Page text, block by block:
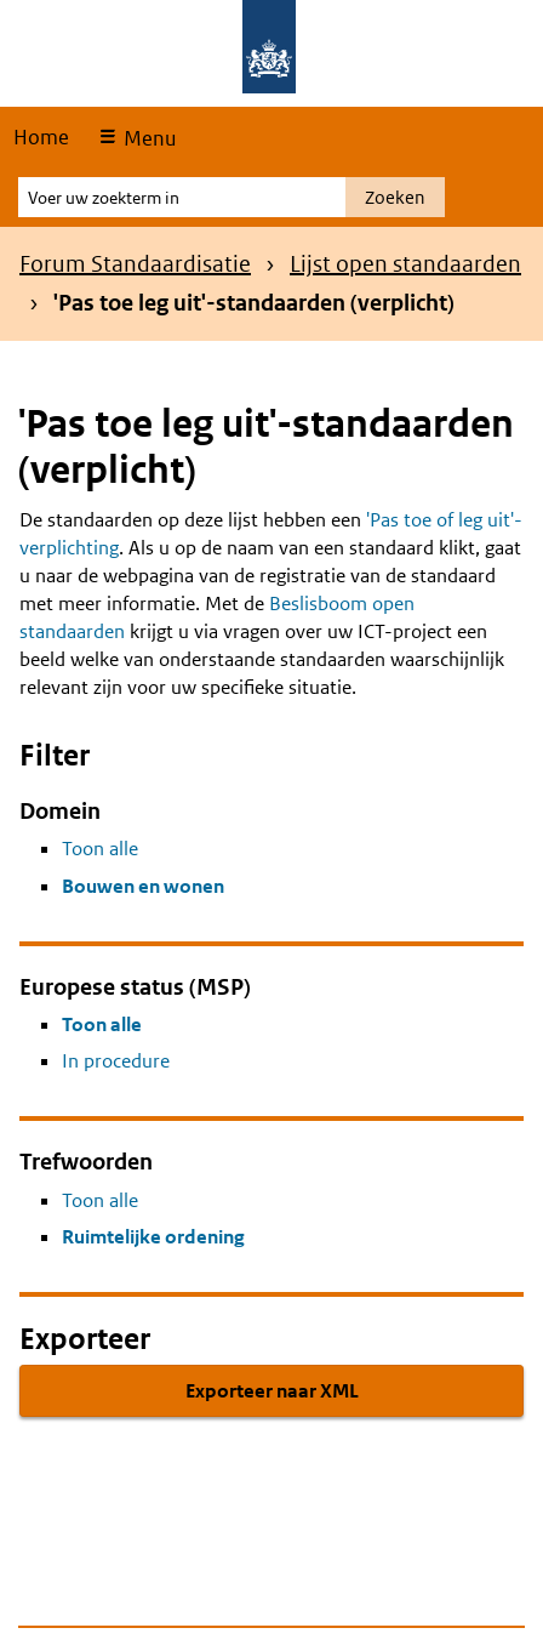
Home Menu
Voer
uw
zoekterm
Zoeken
Kruimelpad
Forum Standaardisatie
Lijst open standaarden
'Pas toe leg uit'-standaarden (verplicht)
'Pas toe leg uit'-standaarden
(verplicht)
Content
De standaarden op deze lijst hebben een 'Pas toe of leg uit'-
verplichting. Als u op de naam van een standaard klikt, gaat
u naar de webpagina van de registratie van de standaard
met meer informatie. Met de Beslisboom open
standaarden krijgt u via vragen over uw ICT-project een
beeld welke van onderstaande standaarden waarschijnlijk
relevant zijn voor uw specifieke situatie.
Filter
Domein
Toon alle
Bouwen en wonen
Europese status (MSP)
Toon alle
In procedure
Trefwoorden
Toon alle
Ruimtelijke ordening
Exporteer
Exporteer naar XML